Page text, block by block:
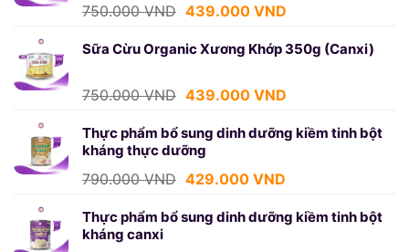
750.000VND Giá
là:
439.000 VNDGiá
tại
Sữa Cừu Organic Xương Khớp 350g (Canxi)
750.000VND Giá
là:
750.000 VND.
439.000 VNDGiá
tại
Thực phẩm bổ sung dinh dưỡng kiềm tinh bột
kháng thực dưỡng
790.000VND Giá
là:
429.000 VNDGiá
tại
Thực phẩm bổ sung dinh dưỡng kiềm tinh bột
kháng canxi